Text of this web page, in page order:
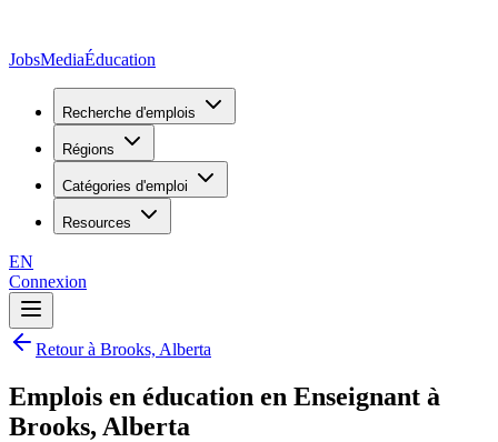
JobsMediaÉducation
Recherche d'emplois
Régions
Catégories d'emploi
Resources
EN
Connexion
Retour à Brooks, Alberta
Emplois en éducation en Enseignant à
Brooks, Alberta